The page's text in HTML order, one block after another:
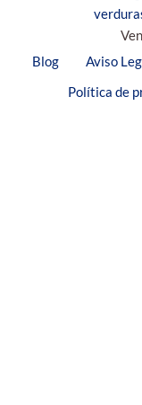
Blog
Aviso
Política de